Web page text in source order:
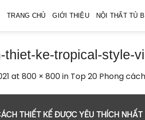
TRANG CHỦ GIỚI THIỆU NỘI THẤT TỦ
thiet-ke-tropical-style-
at 800 × 800in Top 20 Phong